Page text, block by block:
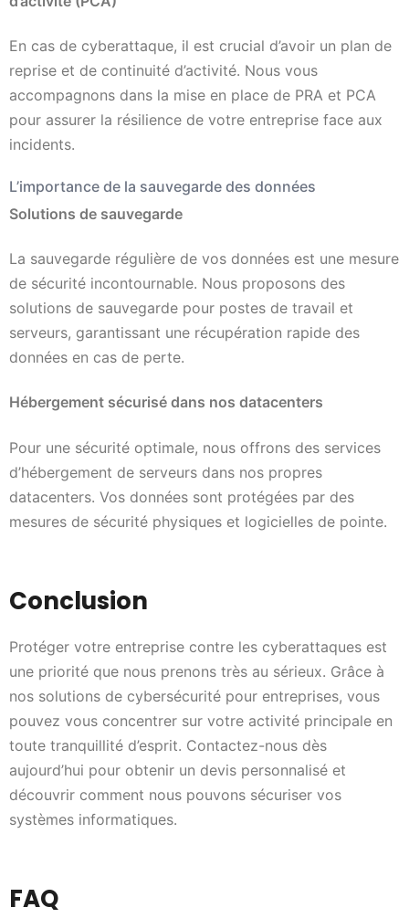
En cas de cyberattaque, il est crucial d’avoir un plan de
reprise et de continuité d’activité. Nous vous
accompagnons dans la mise en place de PRA et PCA
pour assurer la résilience de votre entreprise face aux
incidents.
L’importance de la sauvegarde des données
Solutions de sauvegarde
La sauvegarde régulière de vos données est une mesure
de sécurité incontournable. Nous proposons des
solutions de sauvegarde pour postes de travail et
serveurs, garantissant une récupération rapide des
données en cas de perte.
Hébergement sécurisé dans nos datacenters
Pour une sécurité optimale, nous offrons des services
d’hébergement de serveurs dans nos propres
datacenters. Vos données sont protégées par des
mesures de sécurité physiques et logicielles de pointe.
Conclusion
Protéger votre entreprise contre les cyberattaques est
une priorité que nous prenons très au sérieux. Grâce à
nos solutions de cybersécurité pour entreprises, vous
pouvez vous concentrer sur votre activité principale en
toute tranquillité d’esprit. Contactez-nous dès
aujourd’hui pour obtenir un devis personnalisé et
découvrir comment nous pouvons sécuriser vos
systèmes informatiques.
FAQ